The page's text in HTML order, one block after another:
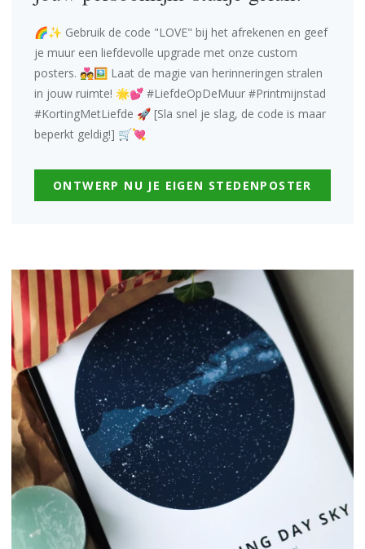
🌈✨ Gebruik de code "LOVE" bij het afrekenen en geef
je muur een liefdevolle upgrade met onze custom
posters. 💑🖼️ Laat de magie van herinneringen stralen
in jouw ruimte! 🌟💕 #LiefdeOpDeMuur #Printmijnstad
#KortingMetLiefde 🚀 [Sla snel je slag, de code is maar
beperkt geldig!] 🛒💘
ONTWERP NU JE EIGEN STEDENPOSTER